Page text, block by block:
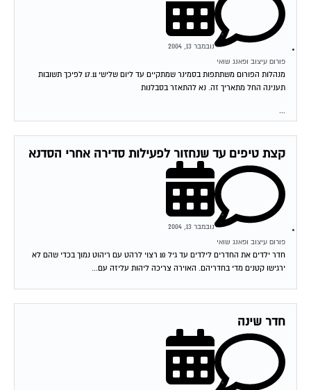
פורום עיצוב ופאנג שואי
נובמבר 13, 2004
מנהלות הפורום משתתפות בסמינר שמתקיים עד ליום שלישי 17.11 לפיכך תשובות
תענינה החל מתאריך זה. נא להתאזר בסבלנות
...
קצת טיפים עד שנחזור לפעילות סדירה אחרי הסדנא
פורום עיצוב ופאנג שואי
נובמבר 13, 2004
חדר ילדים את החדרים לילדים עד גיל 10 רצוי לרהט עם ריהוט נמוך בכדי שהם לא
ירגישו קטנים מדי בחדריהם. האוירה צריכה ליהות עליזה עם...
חדר שינה